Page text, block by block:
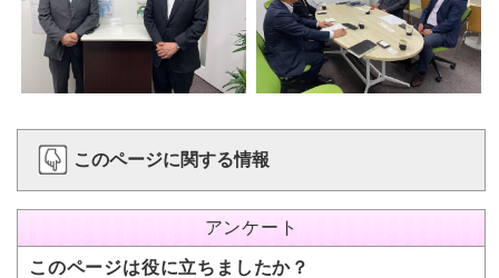
このページに関する情報
アンケート
このページは役に立ちましたか？